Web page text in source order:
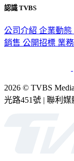
認識 TVBS
公司介紹 企業動態
銷售 公開招標 業
2026 © TVBS
光路451號 | 聯利